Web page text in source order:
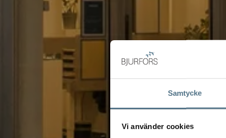
Samtycke
Vi använder cookies